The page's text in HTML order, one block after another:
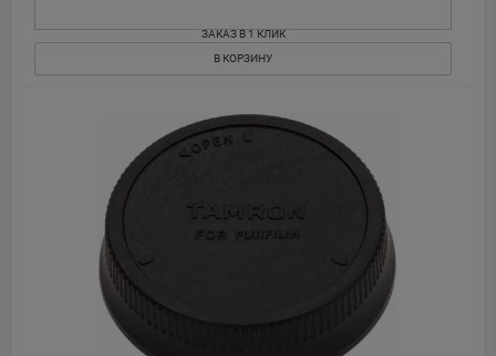
ЗАКАЗ В 1 КЛИК
В КОРЗИНУ